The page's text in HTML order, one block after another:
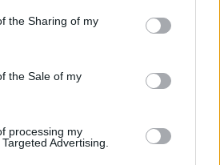
the Sharing of my
the Sale of my
processing my
Advertising.
főzésből pop? – Havas
Dávid gasztrobloggerek a
jó ideje visszavonhatatlanul
jönnek-mennek, tilalomfák
összességében menő az